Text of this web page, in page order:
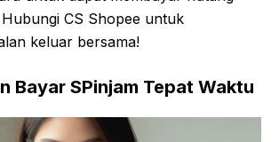
CS Shopee untuk
keluar bersama!
Bayar SPinjam Tepat Waktu